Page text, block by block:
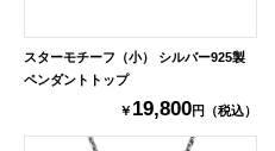
スターモチーフ（小） シルバー925製
ペンダントトップ
￥ 19,800円（税込）